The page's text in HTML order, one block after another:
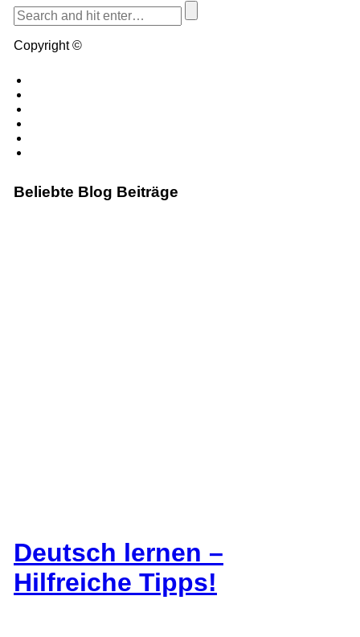
Copyright ©
Beliebte Blog Beiträge
Deutsch lernen –
Hilfreiche Tipps!